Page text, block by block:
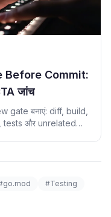
Before Commit:
जांच
gate बनाएं: diff, build,
tests और unrelated
#Testing